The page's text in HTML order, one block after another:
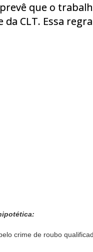
prevê que o
CLT. Essa
crime de roubo